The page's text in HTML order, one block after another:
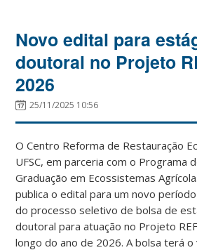
Novo edital para
doutoral no Projeto
2026
25/11/2025 10:56
O Centro Reforma de Restauração
UFSC, em parceria com o Programa
Graduação em Ecossistemas
publica o edital para um novo
do processo seletivo de bolsa de
doutoral para atuação no Projeto
longo do ano de 2026. A bolsa terá o